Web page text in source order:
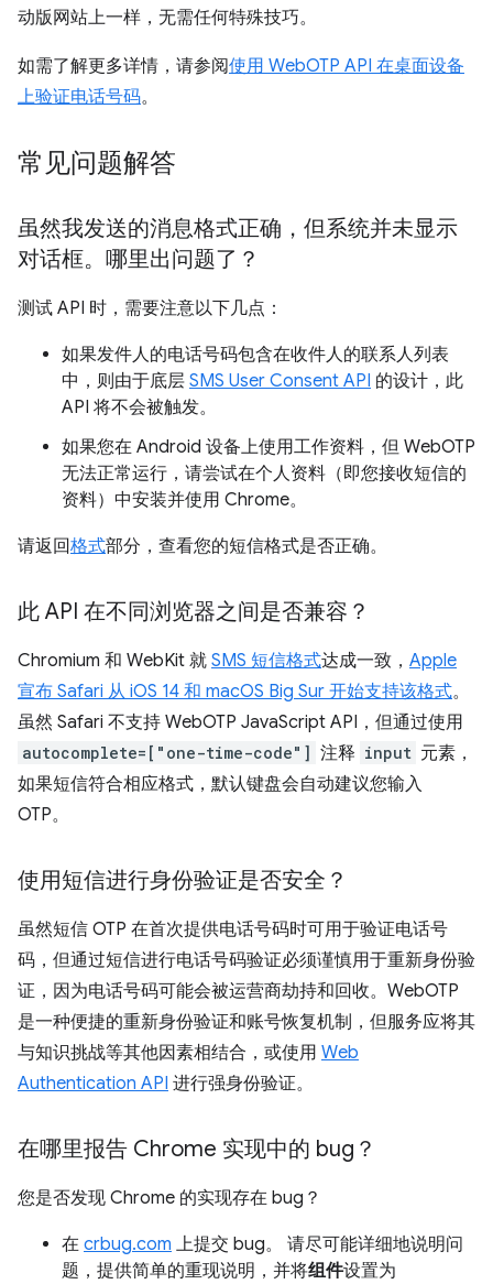
动版网站上一样，无需任何特殊技巧。
如需了解更多详情，请参阅使用 WebOTP API 在桌面设备
上验证电话号码。
常见问题解答
虽然我发送的消息格式正确，但系统并未显示
对话框。哪里出问题了？
测试 API 时，需要注意以下几点：
如果发件人的电话号码包含在收件人的联系人列表
中，则由于底层 SMS User Consent API 的设计，此
API 将不会被触发。
如果您在 Android 设备上使用工作资料，但 WebOTP
无法正常运行，请尝试在个人资料（即您接收短信的
资料）中安装并使用 Chrome。
请返回格式部分，查看您的短信格式是否正确。
此 API 在不同浏览器之间是否兼容？
Chromium 和 WebKit 就 SMS 短信格式达成一致， Apple
宣布 Safari 从 iOS 14 和 macOS Big Sur 开始支持该格式。
虽然 Safari 不支持 WebOTP JavaScript API，但通过使用
autocomplete=["one-time-code"] 注释 input 元素，
如果短信符合相应格式，默认键盘会自动建议您输入
OTP。
使用短信进行身份验证是否安全？
虽然短信 OTP 在首次提供电话号码时可用于验证电话号
码，但通过短信进行电话号码验证必须谨慎用于重新身份验
证，因为电话号码可能会被运营商劫持和回收。WebOTP
是一种便捷的重新身份验证和账号恢复机制，但服务应将其
与知识挑战等其他因素相结合，或使用 Web
Authentication API 进行强身份验证。
在哪里报告 Chrome 实现中的 bug？
您是否发现 Chrome 的实现存在 bug？
在 crbug.com 上提交 bug。 请尽可能详细地说明问
题，提供简单的重现说明，并将组件设置为